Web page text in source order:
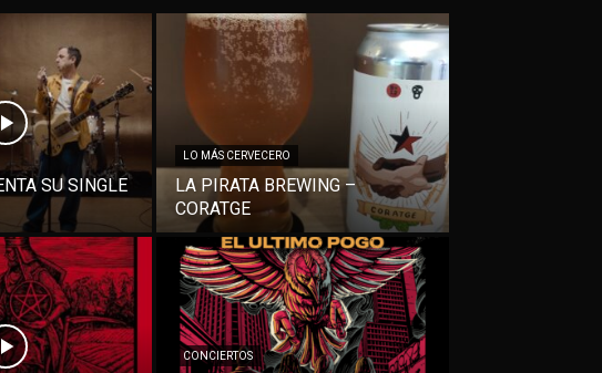
SU SINGLE
LO MÁS CERVECERO
LA PIRATA BREWING –
CORATGE
CONCIERTOS